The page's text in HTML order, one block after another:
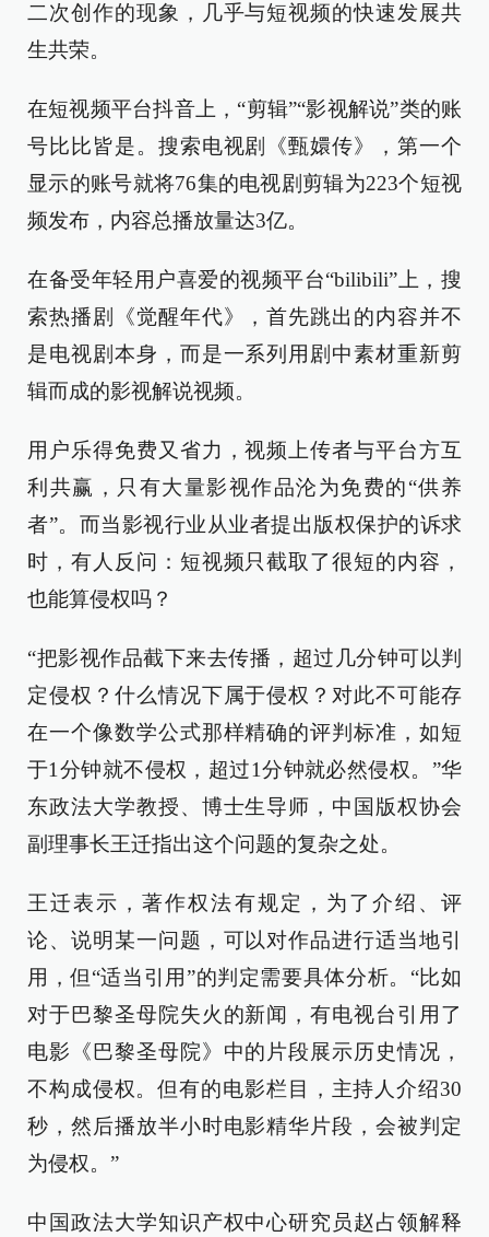
二次创作的现象，几乎与短视频的快速发展共
生共荣。
在短视频平台抖音上，“剪辑”“影视解说”类的账
号比比皆是。搜索电视剧《甄嬛传》，第一个
显示的账号就将76集的电视剧剪辑为223个短视
频发布，内容总播放量达3亿。
在备受年轻用户喜爱的视频平台“bilibili”上，搜
索热播剧《觉醒年代》，首先跳出的内容并不
是电视剧本身，而是一系列用剧中素材重新剪
辑而成的影视解说视频。
用户乐得免费又省力，视频上传者与平台方互
利共赢，只有大量影视作品沦为免费的“供养
者”。而当影视行业从业者提出版权保护的诉求
时，有人反问：短视频只截取了很短的内容，
也能算侵权吗？
“把影视作品截下来去传播，超过几分钟可以判
定侵权？什么情况下属于侵权？对此不可能存
在一个像数学公式那样精确的评判标准，如短
于1分钟就不侵权，超过1分钟就必然侵权。”华
东政法大学教授、博士生导师，中国版权协会
副理事长王迁指出这个问题的复杂之处。
王迁表示，著作权法有规定，为了介绍、评
论、说明某一问题，可以对作品进行适当地引
用，但“适当引用”的判定需要具体分析。“比如
对于巴黎圣母院失火的新闻，有电视台引用了
电影《巴黎圣母院》中的片段展示历史情况，
不构成侵权。但有的电影栏目，主持人介绍30
秒，然后播放半小时电影精华片段，会被判定
为侵权。”
中国政法大学知识产权中心研究员赵占领解释